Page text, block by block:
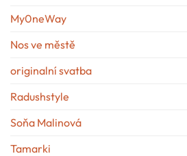
My0neWay
Nos ve městě
originalní svatba
Radushstyle
Soňa Malinová
Tamarki